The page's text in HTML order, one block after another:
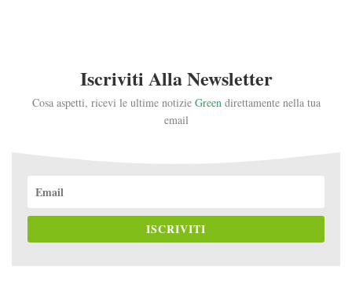
Iscriviti Alla Newsletter
Cosa aspetti, ricevi le ultime notizie Greendirettamente nella tua
email
ISCRIVITI